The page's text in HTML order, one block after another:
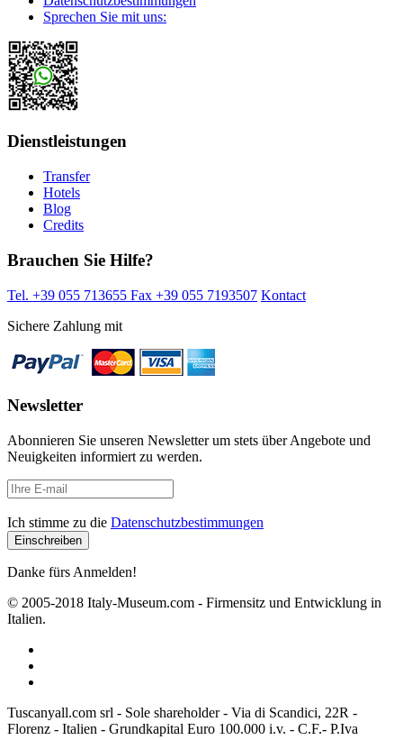
Sprechen Sie mit uns:
Dienstleistungen
Transfer
Hotels
Blog
Credits
Brauchen Sie Hilfe?
Tel. +39 055 713655 Fax +39 055 7193507 Kontact
Sichere Zahlung mit
Newsletter
Abonnieren Sie unseren Newsletter um stets über Angebote und
Neuigkeiten informiert zu werden.
Ich stimme zu die Datenschutzbestimmungen
Danke fürs Anmelden!
© 2005-2018 Italy-Museum.com - Firmensitz und Entwicklung in
Italien.
Tuscanyall.com srl - Sole shareholder - Via di Scandici, 22R -
Florenz - Italien - Grundkapital Euro 100.000 i.v. - C.F.- P.Iva